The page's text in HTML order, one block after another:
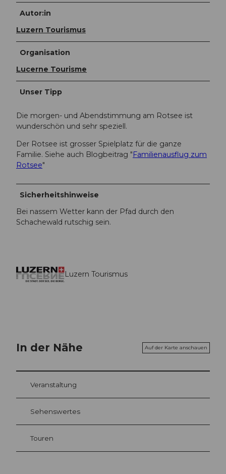
Autor:in
Luzern Tourismus
Organisation
Lucerne Tourisme
Unser Tipp
Die morgen- und Abendstimmung am Rotsee ist
wunderschön und sehr speziell.
Der Rotsee ist grosser Spielplatz für die ganze
Familie. Siehe auch Blogbeitrag " Familienausflug zum
Rotsee"
Sicherheitshinweise
Bei nassem Wetter kann der Pfad durch den
Schachewald rutschig sein.
Luzern Tourismus
In der Nähe Auf der Karte anschauen
Veranstaltung
Sehenswertes
Touren